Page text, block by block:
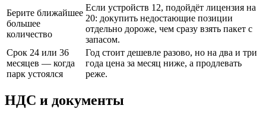
Берите ближайшее
большее
количество
Если устройств 12, подойдёт лицензия на
20: докупить недостающие позиции
отдельно дороже, чем сразу взять пакет с
запасом.
Срок 24 или 36
месяцев — когда
парк устоялся
Год стоит дешевле разово, но на два и три
года цена за месяц ниже, а продлевать
реже.
НДС и документы